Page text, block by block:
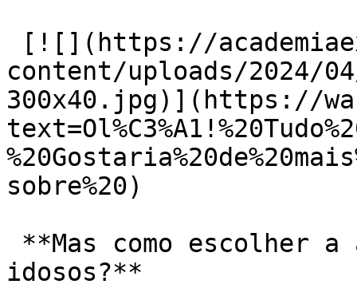
content/uploads/2024/
300x40.jpg)](https://
sobre%20)
idosos?**